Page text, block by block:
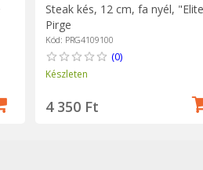
Steak kés, 12 cm, fa nyél,
Pirge
Kód: PRG4109100
(0)
Készleten
4 350 Ft